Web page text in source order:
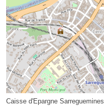
Caisse d'Epargne Sarreguemines